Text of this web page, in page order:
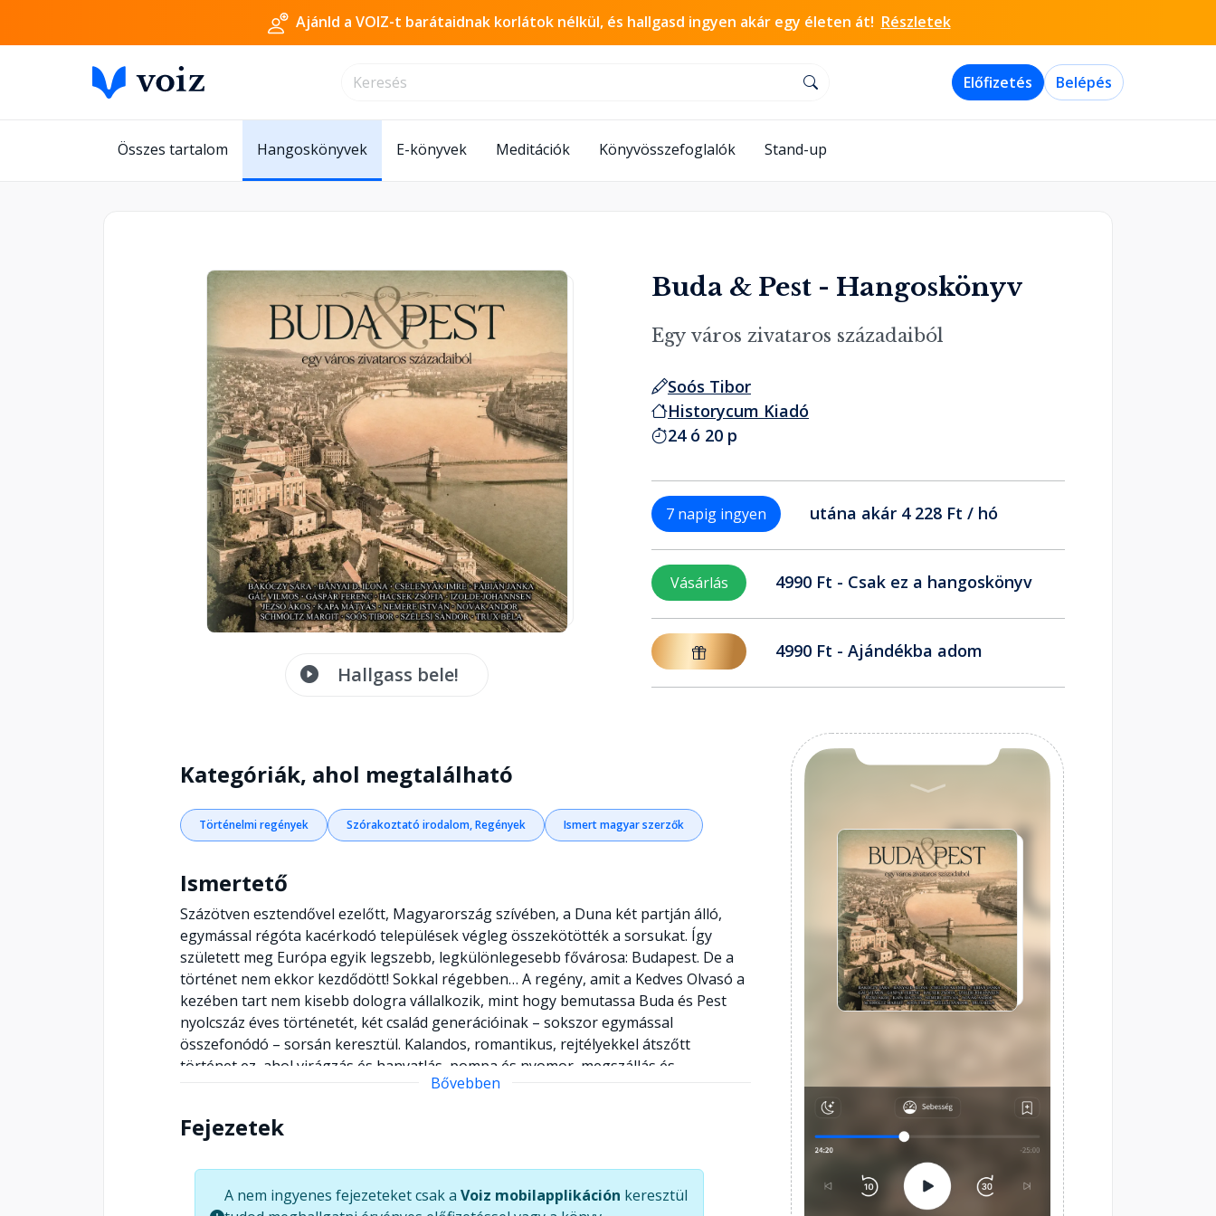
Ajánld a VOIZ-t barátaidnak korlátok nélkül, és hallgasd ingyen akár egy életen át! Részletek
Előfizetés Belépés
Összes tartalom Hangoskönyvek E-könyvek Meditációk Könyvösszefoglalók Stand-up
Hallgass bele!
Buda & Pest - Hangoskönyv
Egy város zivataros századaiból
Soós Tibor
Historycum Kiadó
24 ó 20 p
7 napig ingyen utána akár 4 228 Ft / hó
Vásárlás 4990 Ft - Csak ez a hangoskönyv
4990 Ft - Ajándékba adom
Kategóriák, ahol megtalálható
Történelmi regények Szórakoztató irodalom, Regények Ismert magyar szerzők
Ismertető
Százötven esztendővel ezelőtt, Magyarország szívében, a Duna két partján álló,
egymással régóta kacérkodó települések végleg összekötötték a sorsukat. Így
született meg Európa egyik legszebb, legkülönlegesebb fővárosa: Budapest. De a
történet nem ekkor kezdődött! Sokkal régebben… A regény, amit a Kedves Olvasó a
kezében tart nem kisebb dologra vállalkozik, mint hogy bemutassa Buda és Pest
nyolcszáz éves történetét, két család generációinak – sokszor egymással
összefonódó – sorsán keresztül. Kalandos, romantikus, rejtélyekkel átszőtt
történet ez, ahol virágzás és hanyatlás, pompa és nyomor, megszállás és
forradalmak, ostromok és hősies helytállás képei villannak fel a tatárjárástól a
viszályok, bűnök és erények, bosszú és megbocsátás, balsors és szerencse,
által a leszármazottakra hagyott, különös kulcs, amelynek a feje egy álló griffet
mintáz? Mi köze van mindehhez a Révész famíliának? Hogyan boldogulnak a pesti
Bővebben
Fejezetek
A nem ingyenes fejezeteket csak a Voiz mobilapplikáción keresztül